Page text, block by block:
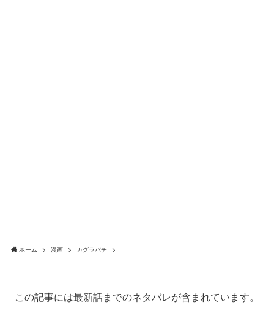
ホーム 漫画 カグラバチ
この記事には最新話までのネタバレが含まれています。